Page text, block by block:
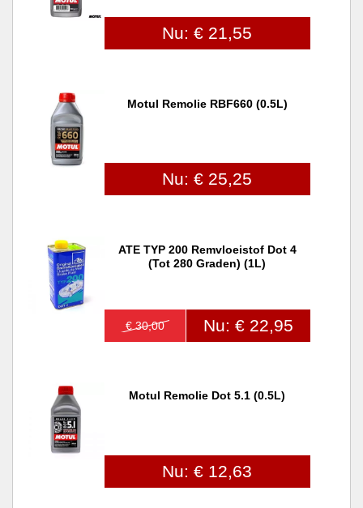
Nu: € 21,55
Motul Remolie RBF660 (0.5L)
Nu: € 25,25
ATE TYP 200 Remvloeistof Dot 4
(tot 280 Graden) (1L)
€ 30,00 Nu: € 22,95
Motul Remolie Dot 5.1 (0.5L)
Nu: € 12,63